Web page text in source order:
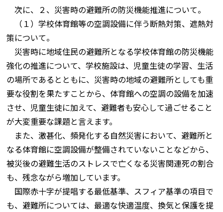
次に、２、災害時の避難所の防災機能推進について。
（１）学校体育館等の空調設備に伴う断熱対策、遮熱対
策について。
災害時に地域住民の避難所となる学校体育館の防災機能
強化の推進について、学校施設は、児童生徒の学習、生活
の場所であるとともに、災害時の地域の避難所としても重
要な役割を果たすことから、体育館への空調の設備を加速
させ、児童生徒に加えて、避難者も安心して過ごせること
が大変重要な課題と言えます。
また、激甚化、頻発化する自然災害において、避難所と
なる体育館に空調設備が整備されていないことなどから、
被災後の避難生活のストレスで亡くなる災害関連死の割合
も、残念ながら増加しています。
国際赤十字が提唱する最低基準、スフィア基準の項目で
も、避難所については、最適な快適温度、換気と保護を提